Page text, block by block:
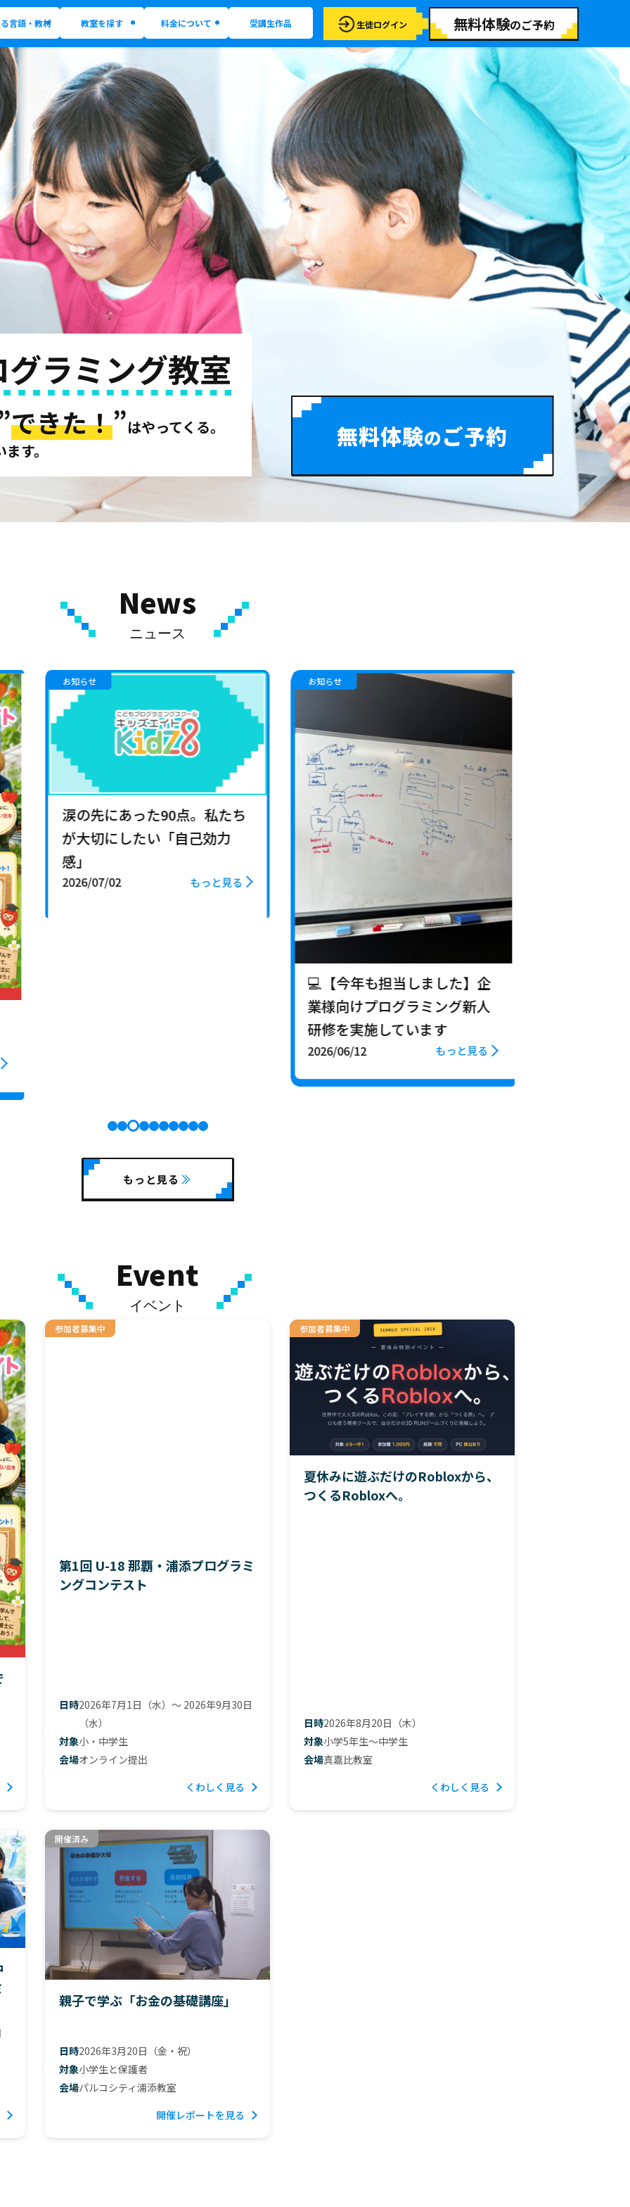
言語・教材 教室を探す 料金について 受講生作品 生徒ログイン 無料体験のご予約
ラミング教室
できた！”はやってくる。
す。
無料体験のご予約
News
ニュース
お知らせ
涙の先にあった90点。私たち
が大切にしたい「自己効力
感」
2026/07/02 もっと見る
お知らせ
💻【今年も担当しました】企
業様向けプログラミング新人
研修を実施しています
2026/06/12 もっと見る
もっと見る
Event
イベント
参加者募集中
第1回 U-18 那覇・浦添プログラミ
ングコンテスト
日時2026年7月1日（水）〜 2026年9月30日
（水）
対象小・中学生
会場オンライン提出
くわしく見る
参加者募集中
夏休みに遊ぶだけのRobloxから、
つくるRobloxへ。
日時2026年8月20日（木）
対象小学5年生〜中学生
会場真嘉比教室
くわしく見る
開催済み
親子で学ぶ「お金の基礎講座」
日時2026年3月20日（金・祝）
対象小学生と保護者
会場パルコシティ浦添教室
開催レポートを見る